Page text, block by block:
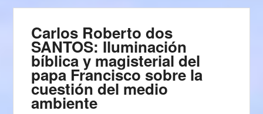
Carlos Roberto dos
SANTOS: Iluminación
bíblica y magisterial del
papa Francisco sobre la
cuestión del medio
ambiente